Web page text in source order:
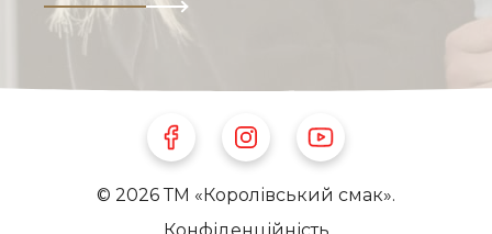
© 2026 ТМ «Королівський смак».
Follow Us on Facebook
Follow Us on Instagram
Follow Us on Youtube